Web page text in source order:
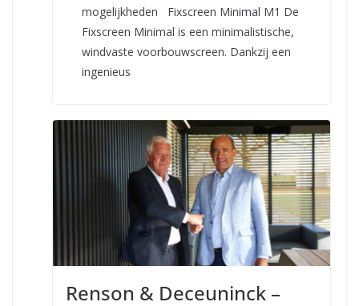
mogelijkheden Fixscreen Minimal M1 De
Fixscreen Minimal is een minimalistische,
windvaste voorbouwscreen. Dankzij een
ingenieus
Renson & Deceuninck –